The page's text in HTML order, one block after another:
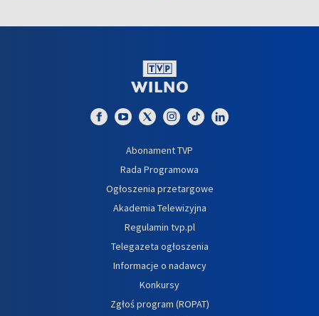
Abonament TVP
Rada Programowa
Ogłoszenia przetargowe
Akademia Telewizyjna
Regulamin tvp.pl
Telegazeta ogłoszenia
Informacje o nadawcy
Konkursy
Zgłoś program (ROPAT)